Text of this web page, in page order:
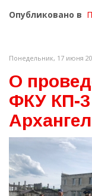
Опубликовано в
Понедельник, 17 июня
О
ФКУ КП-